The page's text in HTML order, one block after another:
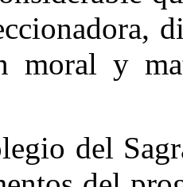
moral y
del